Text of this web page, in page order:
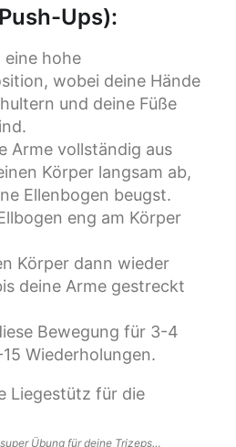
Ups):
eine hohe
wobei deine Hände
und deine Füße
Arme vollständig aus
Körper langsam ab,
Ellenbogen beugst.
eng am Körper
Körper dann wieder
deine Arme gestreckt
Bewegung für 3-4
Wiederholungen.
Übung für deine Trizeps…